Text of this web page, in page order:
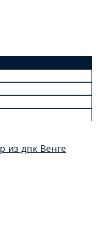
из дпк Венге